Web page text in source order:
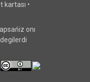
kartası •
onı